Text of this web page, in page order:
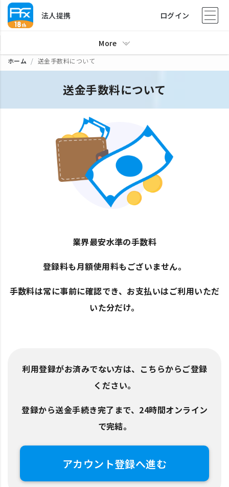
法人提携 ログイン
More
ホーム 送金手数料について
送金手数料について
業界最安水準の手数料
登録料も月額使用料もございません。
手数料は常に事前に確認でき、お支払いはご利用いただ
いた分だけ。
利用登録がお済みでない方は、こちらからご登録
ください。
登録から送金手続き完了まで、24時間オンライン
で完結。
アカウント登録へ進む